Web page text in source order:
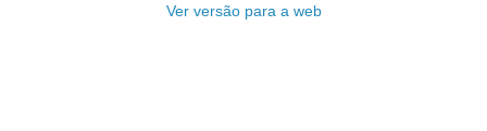
Ver versão para a web